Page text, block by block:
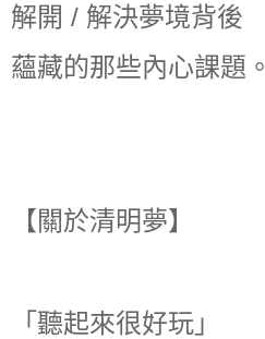
解開 / 解決夢境背後
蘊藏的那些內心課題。
【關於清明夢】
「聽起來很好玩」